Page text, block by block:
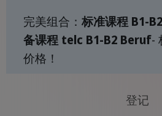
完美组合： 标准课程 B1-
备课程 telc B1-B2 Beruf-
价格！
登记